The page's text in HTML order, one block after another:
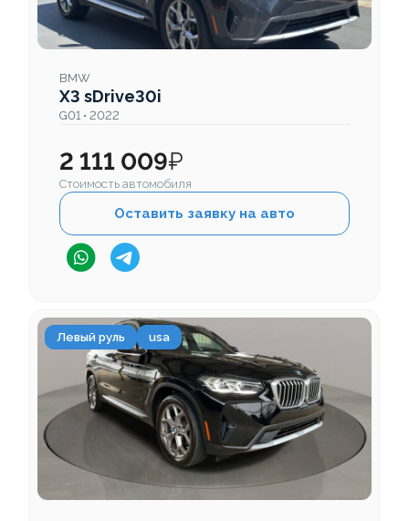
BMW
X3 sDrive30i
G01 • 2022
2 111 009₽
Стоимость автомобиля
Оставить заявку на авто
Левый руль usa